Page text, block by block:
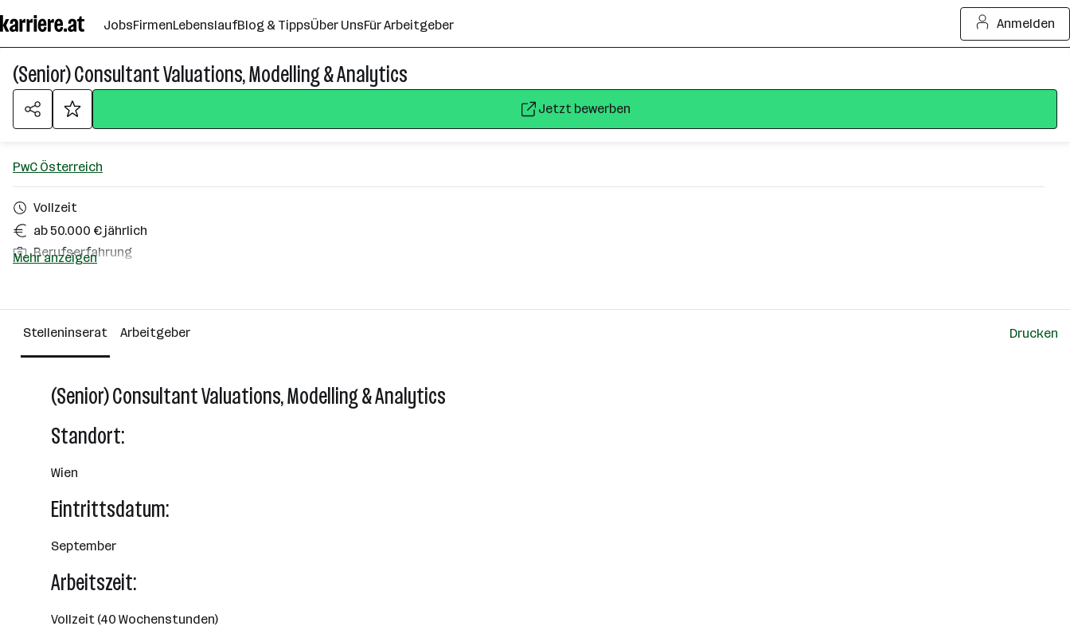
Seiteninhalt
springen
JobsFirmenLebenslaufBlog & TippsÜber UnsFür Arbeitgeber Anmelden
(Senior) Consultant Valuations, Modelling & Analytics
Jetzt bewerben
PwC Österreich
Vollzeit
ab 50.000 € jährlich
Berufserfahrung
Wien
Mehr anzeigen
Stelleninserat Arbeitgeber Drucken
(Senior) Consultant Valuations, Modelling & Analytics
Standort:
Wien
Eintrittsdatum:
September
Arbeitszeit:
Vollzeit (40 Wochenstunden)